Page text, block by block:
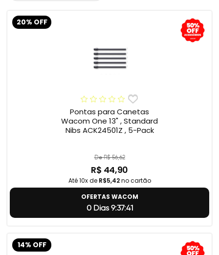
20% OFF
Pontas para Canetas
Wacom One 13" , Standard
Nibs ACK24501Z , 5-Pack
De R$ 56,62
R$ 44,90
Até 10x de R$5,42no cartão
OFERTAS WACOM
0 Dias 9:37:40
14% OFF